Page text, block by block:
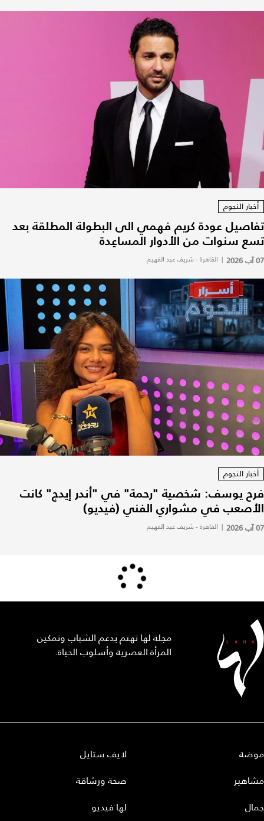
أخبار النجوم
تفاصيل عودة كريم فهمي الى البطولة المطلقة بعد
تسع سنوات من الأدوار المساعِدة
07 آب 2026 | القاهرة - شريف عبد الفهيم
أخبار النجوم
فرح يوسف: شخصية "رحمة" في "أندر إيدج" كانت
الأصعب في مشواري الفني (فيديو)
07 آب 2026 | القاهرة - شريف عبد الفهيم
مجلة لها تهتم بدعم الشباب وتمكين
المرأة العصرية وأسلوب الحياة.
موضة
مشاهير
جمال
لايف ستايل
صحة ورشاقة
لها فيديو